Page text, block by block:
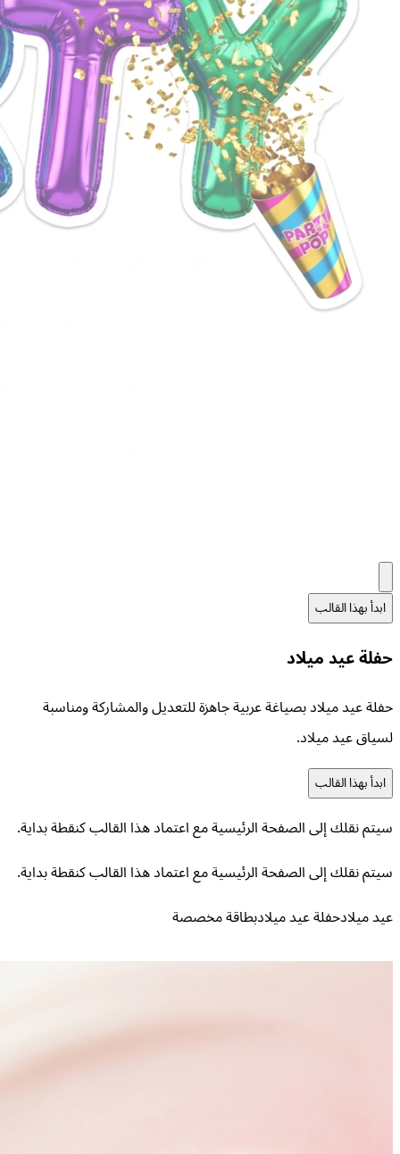
ابدأ بهذا القالب
حفلة عيد ميلاد
حفلة عيد ميلاد بصياغة عربية جاهزة للتعديل والمشاركة ومناسبة
لسياق عيد ميلاد.
ابدأ بهذا القالب
سيتم نقلك إلى الصفحة الرئيسية مع اعتماد هذا القالب كنقطة بداية.
سيتم نقلك إلى الصفحة الرئيسية مع اعتماد هذا القالب كنقطة بداية.
عيد ميلادحفلة عيد ميلادبطاقة مخصصة